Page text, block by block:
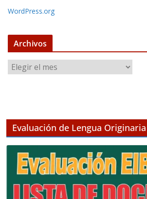
WordPress.org
Archivos
r
o
Evaluación de Lengua